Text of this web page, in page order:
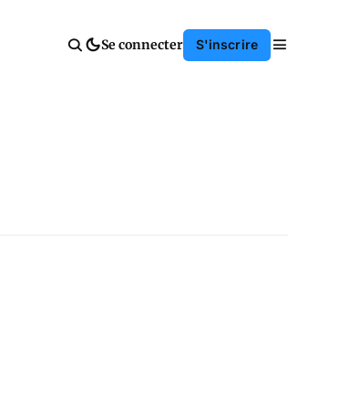
Se connecter S'inscrire